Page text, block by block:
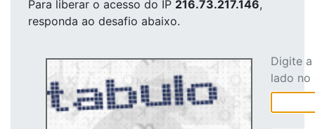
Para liberar o acesso do IP 216.73.217.146,
responda ao desafio abaixo.
Digite
lado no